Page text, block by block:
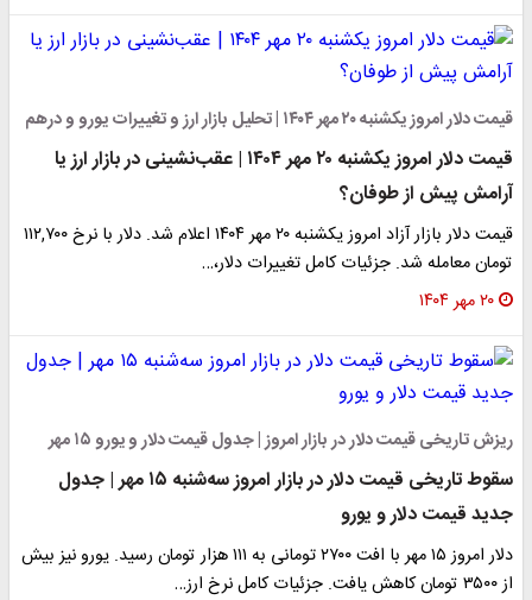
قیمت دلار امروز یکشنبه ۲۰ مهر ۱۴۰۴ | تحلیل بازار ارز و تغییرات یورو و درهم
قیمت دلار امروز یکشنبه ۲۰ مهر ۱۴۰۴ | عقب‌نشینی در بازار ارز یا
آرامش پیش از طوفان؟
قیمت دلار بازار آزاد امروز یکشنبه ۲۰ مهر ۱۴۰۴ اعلام شد. دلار با نرخ ۱۱۲,۷۰۰
تومان معامله شد. جزئیات کامل تغییرات دلار،…
۲۰ مهر ۱۴۰۴
ریزش تاریخی قیمت دلار در بازار امروز | جدول قیمت دلار و یورو ۱۵ مهر
سقوط تاریخی قیمت دلار در بازار امروز سه‌شنبه ۱۵ مهر | جدول
جدید قیمت دلار و یورو
دلار امروز ۱۵ مهر با افت ۲۷۰۰ تومانی به ۱۱۱ هزار تومان رسید. یورو نیز بیش
از ۳۵۰۰ تومان کاهش یافت. جزئیات کامل نرخ ارز…